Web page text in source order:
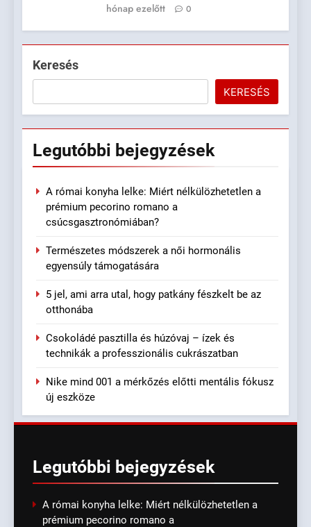
hónap ezelőtt
0
Keresés
KERESÉS
Legutóbbi bejegyzések
A római konyha lelke: Miért nélkülözhetetlen a
prémium pecorino romano a
csúcsgasztronómiában?
Természetes módszerek a női hormonális
egyensúly támogatására
5 jel, ami arra utal, hogy patkány fészkelt be az
otthonába
Csokoládé pasztilla és húzóvaj – ízek és
technikák a professzionális cukrászatban
Nike mind 001 a mérkőzés előtti mentális fókusz
új eszköze
Legutóbbi bejegyzések
A római konyha lelke: Miért nélkülözhetetlen a
prémium pecorino romano a